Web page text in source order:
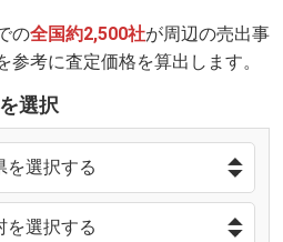
の全国約2,500社が周辺の売出事
考に査定価格を算出します。
選択